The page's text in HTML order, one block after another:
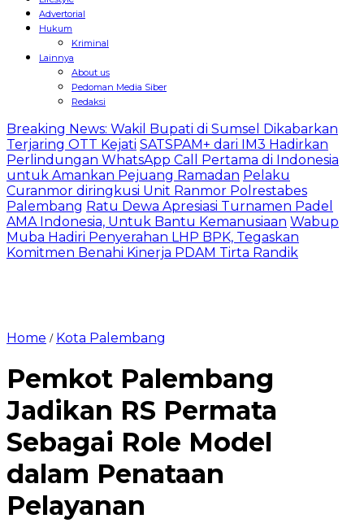
Advertorial
Hukum
Kriminal
Lainnya
About us
Pedoman Media Siber
Redaksi
Breaking News: Wakil Bupati di Sumsel Dikabarkan
Terjaring OTT Kejati SATSPAM+ dari IM3 Hadirkan
Perlindungan WhatsApp Call Pertama di Indonesia
untuk Amankan Pejuang Ramadan Pelaku
Curanmor diringkusi Unit Ranmor Polrestabes
Palembang Ratu Dewa Apresiasi Turnamen Padel
AMA Indonesia, Untuk Bantu Kemanusiaan Wabup
Muba Hadiri Penyerahan LHP BPK, Tegaskan
Komitmen Benahi Kinerja PDAM Tirta Randik
Home / Kota Palembang
Pemkot Palembang
Jadikan RS Permata
Sebagai Role Model
dalam Penataan
Pelayanan